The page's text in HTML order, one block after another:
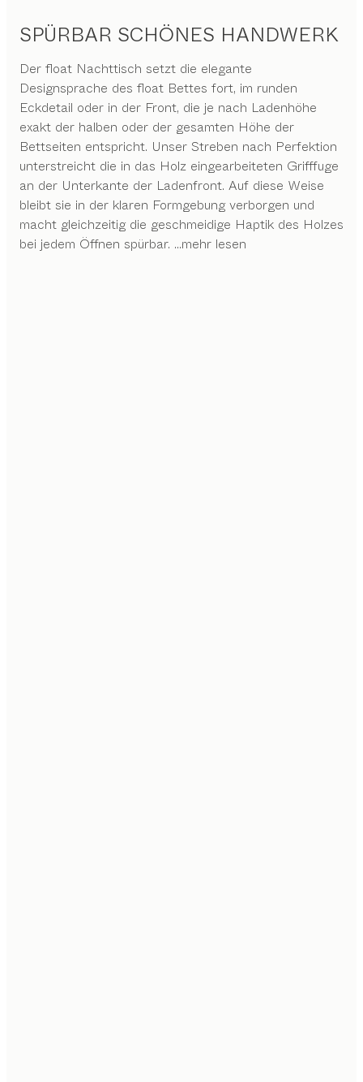
SPÜRBAR SCHÖNES HANDWERK
Der float Nachttisch setzt die elegante
Designsprache des float Bettes fort, im runden
Eckdetail oder in der Front, die je nach Ladenhöhe
exakt der halben oder der gesamten Höhe der
Bettseiten entspricht. Unser Streben nach Perfektion
unterstreicht die in das Holz eingearbeiteten Grifffuge
an der Unterkante der Ladenfront. Auf diese Weise
bleibt sie in der klaren Formgebung verborgen und
macht gleichzeitig die geschmeidige Haptik des Holzes
bei jedem Öffnen spürbar. ...mehr lesen